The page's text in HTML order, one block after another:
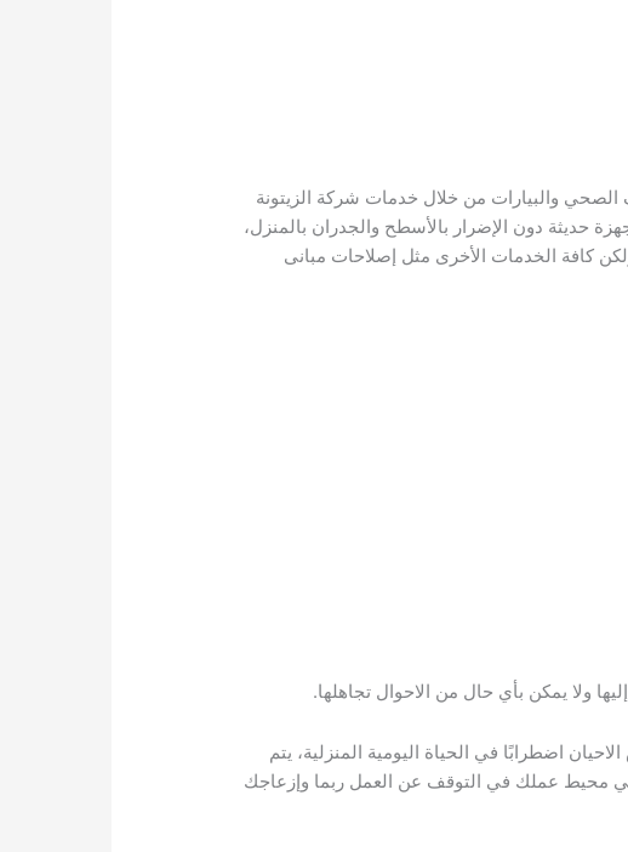
والبيارات من خلال خدمات شركة الزيتونة
حديثة دون الإضرار بالأسطح والجدران بالمنزل،
كافة الخدمات الأخرى مثل إصلاحات مبانى
ولا يمكن بأي حال من الاحوال تجاهلها.
اضطرابًا في الحياة اليومية المنزلية، يتم
في محيط عملك في التوقف عن العمل ربما وإزعاجك